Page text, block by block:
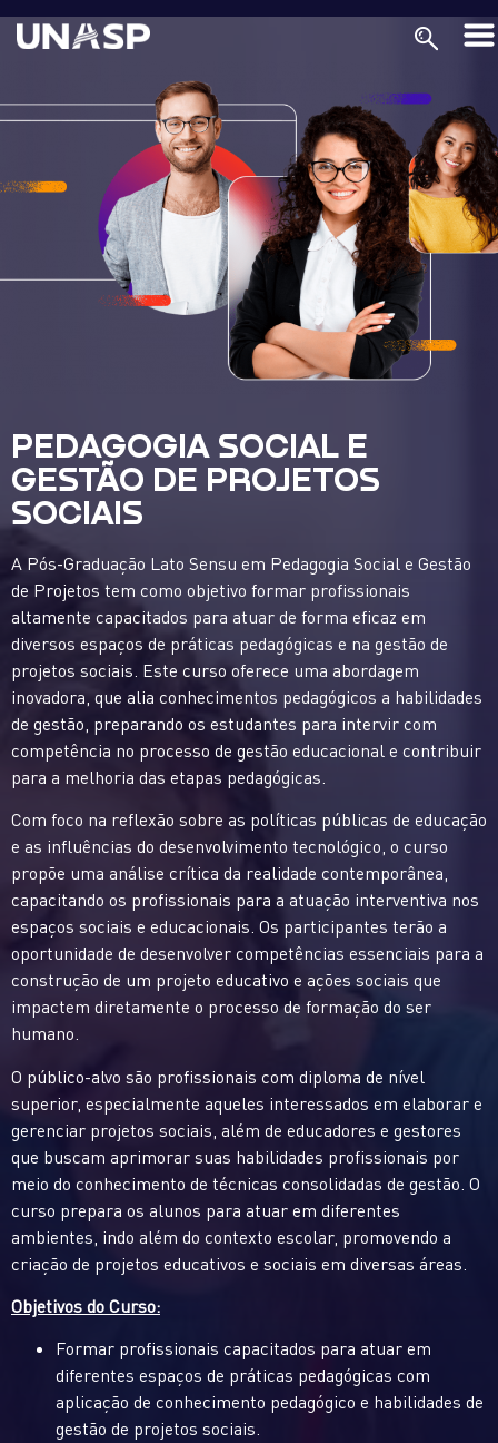
PEDAGOGIA SOCIAL E
GESTÃO DE PROJETOS
SOCIAIS
A Pós-Graduação Lato Sensu em Pedagogia Social e Gestão
de Projetos tem como objetivo formar profissionais
altamente capacitados para atuar de forma eficaz em
diversos espaços de práticas pedagógicas e na gestão de
projetos sociais. Este curso oferece uma abordagem
inovadora, que alia conhecimentos pedagógicos a habilidades
de gestão, preparando os estudantes para intervir com
competência no processo de gestão educacional e contribuir
para a melhoria das etapas pedagógicas.
Com foco na reflexão sobre as políticas públicas de educação
e as influências do desenvolvimento tecnológico, o curso
propõe uma análise crítica da realidade contemporânea,
capacitando os profissionais para a atuação interventiva nos
espaços sociais e educacionais. Os participantes terão a
oportunidade de desenvolver competências essenciais para a
construção de um projeto educativo e ações sociais que
impactem diretamente o processo de formação do ser
humano.
O público-alvo são profissionais com diploma de nível
superior, especialmente aqueles interessados em elaborar e
gerenciar projetos sociais, além de educadores e gestores
que buscam aprimorar suas habilidades profissionais por
meio do conhecimento de técnicas consolidadas de gestão. O
curso prepara os alunos para atuar em diferentes
ambientes, indo além do contexto escolar, promovendo a
criação de projetos educativos e sociais em diversas áreas.
Objetivos do Curso:
Formar profissionais capacitados para atuar em
diferentes espaços de práticas pedagógicas com
aplicação de conhecimento pedagógico e habilidades de
gestão de projetos sociais.